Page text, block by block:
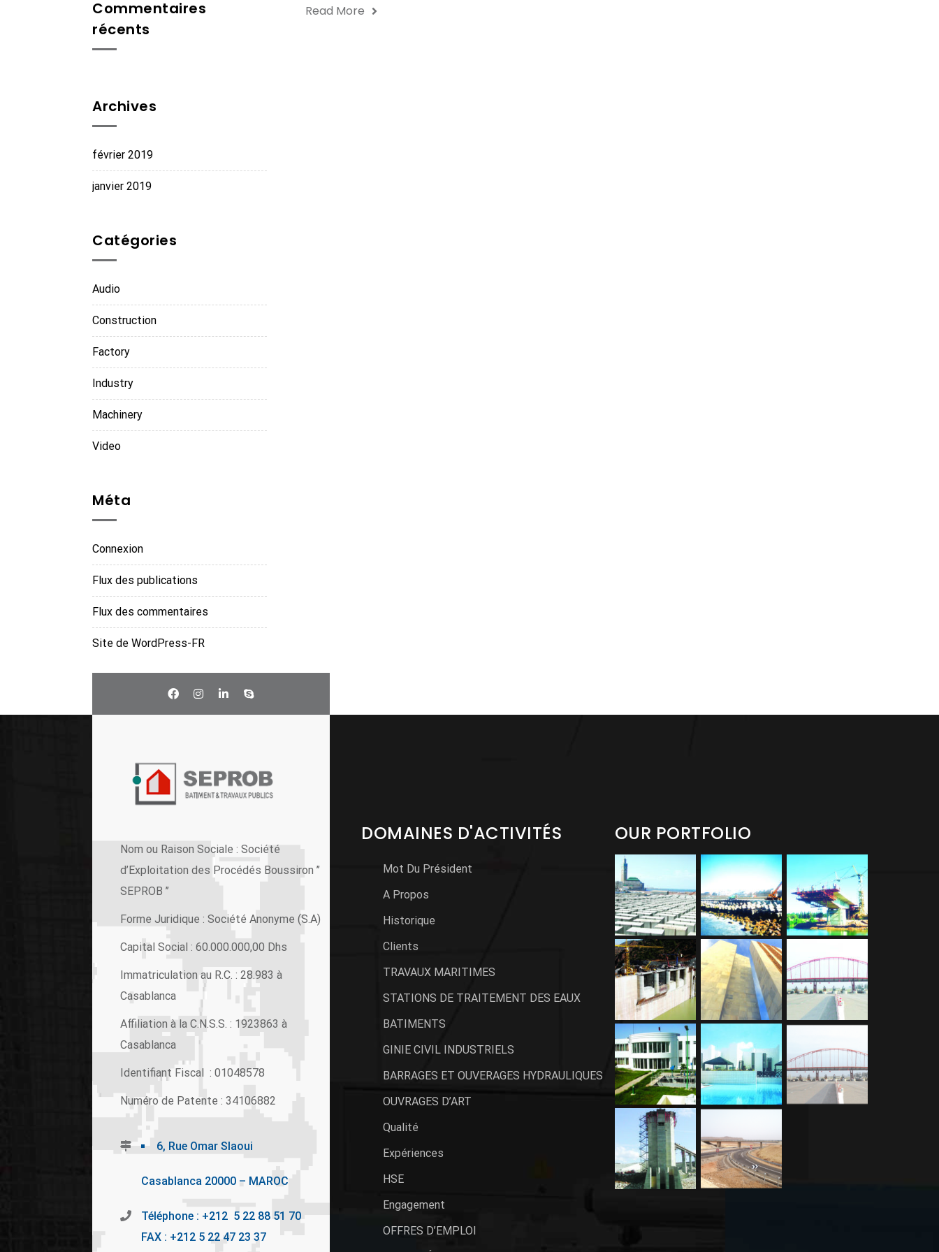
Commentaires
récents
Archives
février 2019
janvier 2019
Catégories
Audio
Construction
Factory
Industry
Machinery
Video
Méta
Connexion
Flux des publications
Flux des commentaires
Site de WordPress-FR
Read More
Nom ou Raison Sociale : Société
d’Exploitation des Procédés Boussiron ’’
SEPROB ’’
Forme Juridique : Société Anonyme (S.A)
Capital Social : 60.000.000,00 Dhs
Immatriculation au R.C. : 28.983 à
Casablanca
Affiliation à la C.N.S.S. : 1923863 à
Casablanca
Identifiant Fiscal : 01048578
Numéro de Patente : 34106882
6, Rue Omar Slaoui
Casablanca 20000 – MAROC
Téléphone : +212 5 22 88 51 70
FAX : +212 5 22 47 23 37
DOMAINES D'ACTIVITÉS
Mot Du Président
A Propos
Historique
Clients
TRAVAUX MARITIMES
STATIONS DE TRAITEMENT DES EAUX
BATIMENTS
GINIE CIVIL INDUSTRIELS
BARRAGES ET OUVERAGES HYDRAULIQUES
OUVRAGES D’ART
Qualité
Expériences
HSE
Engagement
OFFRES D’EMPLOI
OUR PORTFOLIO